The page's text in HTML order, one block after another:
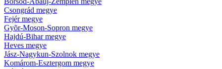
Csongrád megye
Fejér megye
Gyõr-Moson-Sopron megye
Hajdú-Bihar megye
Heves megye
Jász-Nagykun-Szolnok megye
Komárom-Esztergom megye